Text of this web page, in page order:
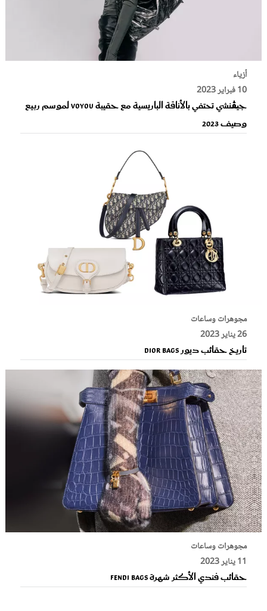
أزياء
10 فبراير 2023
جيڤنشي تحتفي بالأناقة الباريسية مع حقيبة VOYOU لموسم ربيع
وصيف 2023
مجوهرات وساعات
26 يناير 2023
تاريخ حقائب ديور Dior Bags
مجوهرات وساعات
11 يناير 2023
حقائب فندي الأكثر شهرة Fendi Bags